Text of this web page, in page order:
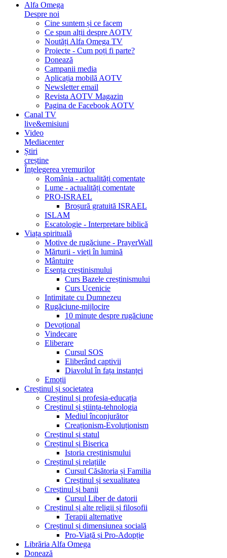
Alfa Omega
Despre noi
Cine suntem și ce facem
Ce spun alții despre AOTV
Noutăți Alfa Omega TV
Proiecte - Cum poți fi parte?
Donează
Campanii media
Aplicația mobilă AOTV
Newsletter email
Revista AOTV Magazin
Pagina de Facebook AOTV
Canal TV
live&emisiuni
Video
Mediacenter
Știri
creștine
Înțelegerea vremurilor
România - actualități comentate
Lume - actualități comentate
PRO-ISRAEL
Broșură gratuită ISRAEL
ISLAM
Escatologie - Interpretare biblică
Viața spirituală
Motive de rugăciune - PrayerWall
Mărturii - vieți în lumină
Mântuire
Esența creștinismului
Curs Bazele creștinismului
Curs Ucenicie
Intimitate cu Dumnezeu
Rugăciune-mijlocire
10 minute despre rugăciune
Devoțional
Vindecare
Eliberare
Cursul SOS
Eliberând captivii
Diavolul în fața instanței
Emoții
Creștinul și societatea
Creștinul și profesia-educația
Creștinul și știința-tehnologia
Mediul înconjurător
Creaționism-Evoluționism
Creștinul și statul
Creștinul și Biserica
Istoria creștinismului
Creștinul și relațiile
Cursul Căsătoria și Familia
Creștinul și sexualitatea
Creștinul și banii
Cursul Liber de datorii
Creștinul și alte religii și filosofii
Terapii alternative
Creștinul și dimensiunea socială
Pro-Viață și Pro-Adopție
Librăria Alfa Omega
Donează